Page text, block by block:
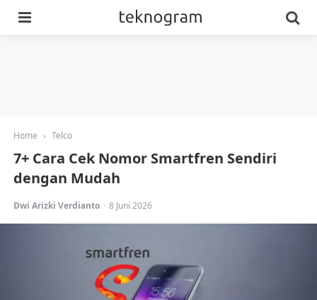
Home › Telco
7+ Cara Cek Nomor Smartfren Sendiri
dengan Mudah
Posted
Dwi Arizki Verdianto 8 Juni 2026